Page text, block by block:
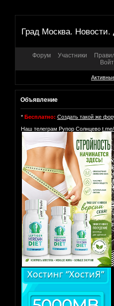
Град Москва. Новости.
Форум Участники
Объявление
* Бесплатно: Создать такой же
Наш телеграм Рупор Солнцево